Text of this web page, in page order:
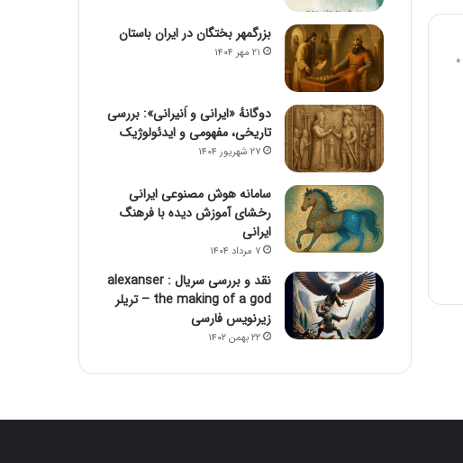
۰
بزرگمهر بختگان در ایران باستان
۲۱ مهر ۱۴۰۴
دوگانهٔ «ایرانی و اَنیرانی»: بررسی
تاریخی، مفهومی و ایدئولوژیک
۲۷ شهریور ۱۴۰۴
سامانه هوش مصنوعی ایرانی
رخشای آموزش دیده با فرهنگ
ایرانی
۷ مرداد ۱۴۰۴
نقد و بررسی سریال alexanser :
the making of a god – تریلر
زیرنویس فارسی
۲۲ بهمن ۱۴۰۲